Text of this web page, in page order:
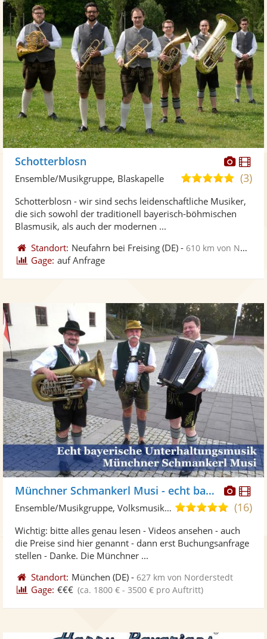
Fotos
Schotterblosn
5,0
5
(3)
Ensemble/Musikgruppe, Blaskapelle
Schotterblosn - wir sind sechs leidenschaftliche Musiker,
die sich sowohl der traditionell bayerisch-böhmischen
Blasmusik, als auch der modernen ...
Standort: Neufahrn bei Freising (DE) -610 km von Norderstedt
Gage: auf Anfrage
Fotos
Münchner Schmankerl Musi - echt bayrisch
5,0
5
Sternen
(16)
Ensemble/Musikgruppe, Volksmusik-Trio
Wichtig: bitte alles genau lesen - Videos ansehen - auch
die Preise sind hier genannt - dann erst Buchungsanfrage
stellen - Danke. Die Münchner ...
Standort: München (DE) -627 km von Norderstedt
Gage: €€€ (ca. 1800 € - 3500 € pro Auftritt)